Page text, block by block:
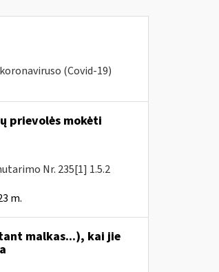
koronaviruso (Covid-19)
prievolės mokėti
Nr. 235[1] 1.5.2
m.
malkas...), kai jie